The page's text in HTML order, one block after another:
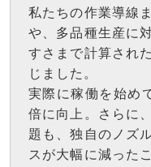
私たちの作業導線
や、多品種生産に
すさまで計算され
じました。
実際に稼働を始め
倍に向上。さらに
題も、独自のノズ
スが大幅に減った